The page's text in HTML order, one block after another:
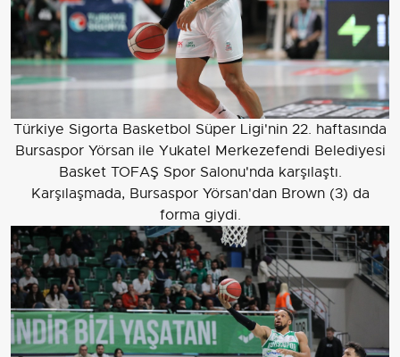
Türkiye Sigorta Basketbol Süper Ligi'nin 22. haftasında
Bursaspor Yörsan ile Yukatel Merkezefendi Belediyesi
Basket TOFAŞ Spor Salonu'nda karşılaştı.
Karşılaşmada, Bursaspor Yörsan'dan Brown (3) da
forma giydi.